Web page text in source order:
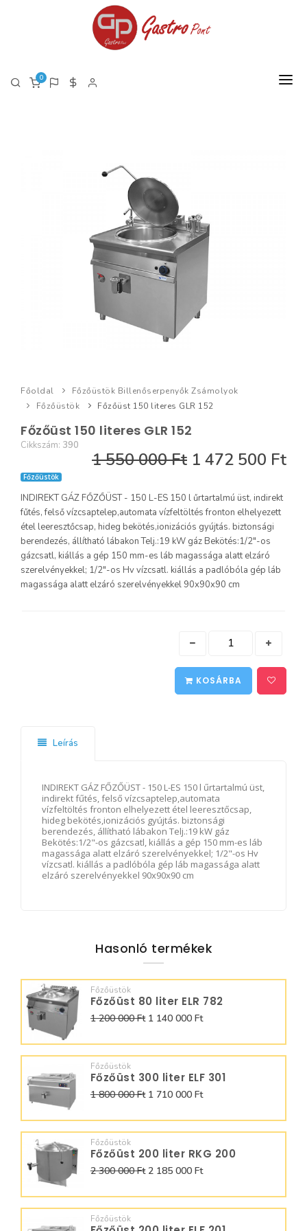
0
TERMÉK LISTA PDF
Főoldal
Főzőüstök Billenőserpenyők Zsámolyok
Főzőüstök
Főzőüst 150 literes GLR 152
Főzőüst 150 literes GLR 152
Cikkszám: 390
1 550 000 Ft 1 472 500 Ft
Főzőüstök
INDIREKT GÁZ FŐZŐÜST - 150 L-ES 150 l űrtartalmú üst, indirekt
fűtés, felső vízcsaptelep,automata vízfeltöltés fronton elhelyezett
étel leeresztőcsap, hideg bekötés,ionizációs gyújtás. biztonsági
berendezés, állítható lábakon Telj.:19 kW gáz Bekötés:1/2"-os
gázcsatl, kiállás a gép 150 mm-es láb magassága alatt elzáró
szerelvényekkel; 1/2"-os Hv vízcsatl. kiállás a padlóbóla gép láb
magassága alatt elzáró szerelvényekkel 90x90x90 cm
KOSÁRBA
Leírás
INDIREKT GÁZ FŐZŐÜST - 150 L-ES 150 l űrtartalmú üst,
indirekt fűtés, felső vízcsaptelep,automata
vízfeltöltés fronton elhelyezett étel leeresztőcsap,
hideg bekötés,ionizációs gyújtás. biztonsági
berendezés, állítható lábakon Telj.:19 kW gáz
Bekötés:1/2"-os gázcsatl, kiállás a gép 150 mm-es láb
magassága alatt elzáró szerelvényekkel; 1/2"-os Hv
vízcsatl. kiállás a padlóbóla gép láb magassága alatt
elzáró szerelvényekkel 90x90x90 cm
Hasonló termékek
Főzőüstök
Főzőüst 80 liter ELR 782
1 200 000 Ft1 140 000 Ft
Főzőüstök
Főzőüst 300 liter ELF 301
1 800 000 Ft1 710 000 Ft
Főzőüstök
Főzőüst 200 liter RKG 200
2 300 000 Ft2 185 000 Ft
Főzőüstök